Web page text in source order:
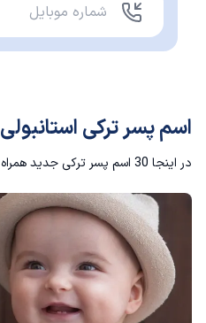
اسم پسر ترکی استانبولی
در اینجا 30 اسم پسر ترکی جدید همراه با معانی آن‌ها آورده شده است: